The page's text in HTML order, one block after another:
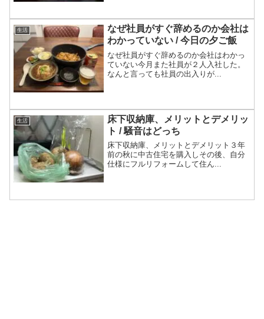
生活
なぜ社員がすぐ辞めるのか会社は
わかっていない / 今日の夕ご飯
なぜ社員がすぐ辞めるのか会社はわかっ
ていない今月また社員が２人入社した。
なんと言っても社員の出入りが...
生活
床下収納庫、メリットとデメリッ
ト / 騒音はどっち
床下収納庫、メリットとデメリット３年
前の秋に中古住宅を購入しその後、自分
仕様にフルリフォームして住ん...